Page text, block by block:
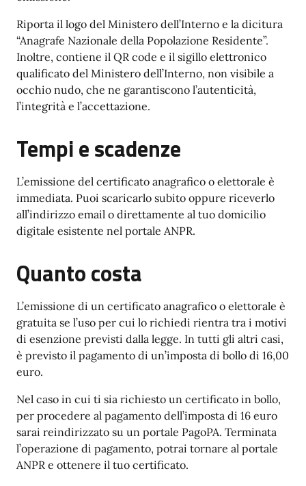
Riporta il logo del Ministero dell’Interno e la dicitura
“Anagrafe Nazionale della Popolazione Residente”.
Inoltre, contiene il QR code e il sigillo elettronico
qualificato del Ministero dell’Interno, non visibile a
occhio nudo, che ne garantiscono l’autenticità,
l’integrità e l’accettazione.
Tempi e scadenze
L’emissione del certificato anagrafico o elettorale è
immediata. Puoi scaricarlo subito oppure riceverlo
all’indirizzo email o direttamente al tuo domicilio
digitale esistente nel portale ANPR.
Quanto costa
L’emissione di un certificato anagrafico o elettorale è
gratuita se l’uso per cui lo richiedi rientra tra i motivi
di esenzione previsti dalla legge. In tutti gli altri casi,
è previsto il pagamento di un’imposta di bollo di 16,00
euro.
Nel caso in cui ti sia richiesto un certificato in bollo,
per procedere al pagamento dell’imposta di 16 euro
sarai reindirizzato su un portale PagoPA. Terminata
l’operazione di pagamento, potrai tornare al portale
ANPR e ottenere il tuo certificato.